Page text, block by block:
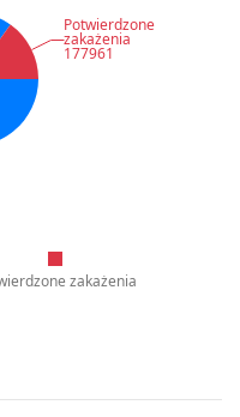
Potwierdzone
zakażenia
177961
zakażenia